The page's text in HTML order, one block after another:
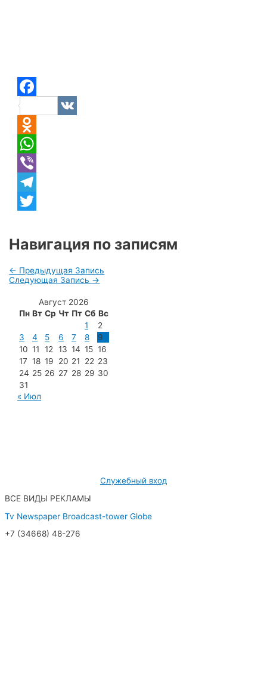
Facebook
VK
Odnoklassniki
WhatsApp
Viber
Telegram
Навигация по записям
← Предыдущая Запись
Следующая Запись →
Август 2026
Пн Вт Ср Чт Пт Сб Вс
1
2
3
4 5 6 7 8
9
10 11 12 13 14 15 16
17 18 19 20 21 22 23
24 25 26 27 28 29 30
31
« Июл
Служебный вход
ВСЕ ВИДЫ РЕКЛАМЫ
Tv Newspaper Broadcast-tower Globe
+7 (34668) 48-276